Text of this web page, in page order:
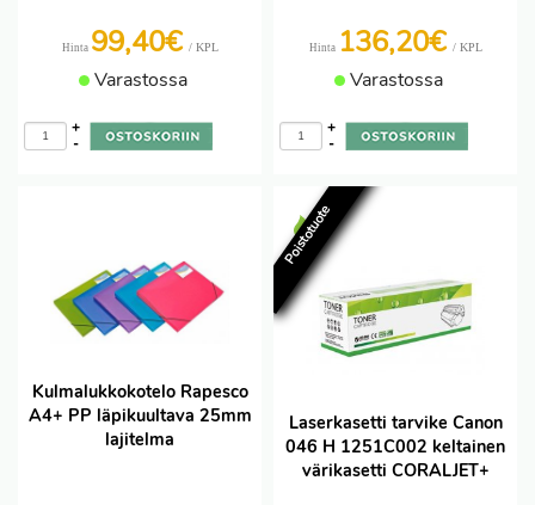
Hinta 99,40€ / KPL
Varastossa
-
+
Hinta 136,20€ / KPL
Varastossa
-
+
Kulmalukkokotelo Rapesco
A4+ PP läpikuultava 25mm
lajitelma
Poistotuote
Laserkasetti tarvike Canon
046 H 1251C002 keltainen
värikasetti CORALJET+